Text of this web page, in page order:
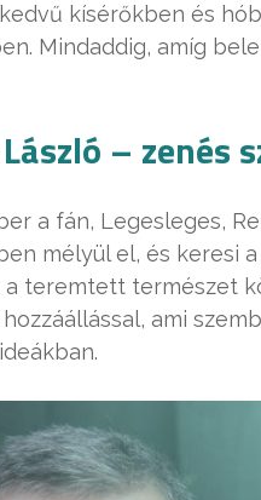
kísérőkben és
Mindaddig, amíg
– zenés
a fán, Legesleges,
mélyül el, és keresi
teremtett természet
ami